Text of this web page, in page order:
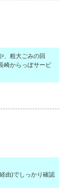
、粗大ごみの回
崎からっぽサービ
由)でしっかり確認